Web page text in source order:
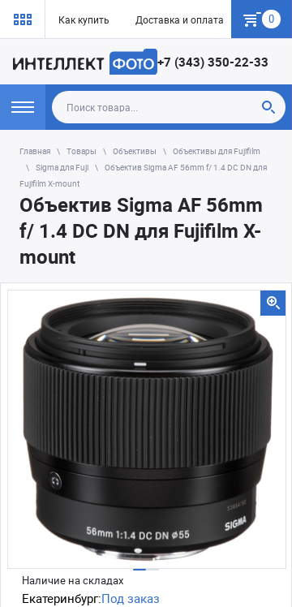
Как купить Доставка и оплата Гарантия
0
+7 (343) 350-22-33
Главная Товары Объективы
Объективы для Fujifilm
Sigma для Fuji
Объектив Sigma AF 56mm f/ 1.4 DC DN для
Fujifilm X-mount
Объектив Sigma AF 56mm
f/ 1.4 DC DN для Fujifilm X-
mount
Наличие на складах
Екатеринбург:Под заказ